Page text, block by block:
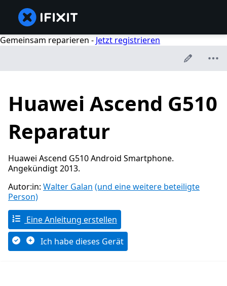
Gemeinsam reparieren - Jetzt registrieren
Huawei Ascend G510
Reparatur
Huawei Ascend G510 Android Smartphone.
Angekündigt 2013.
Autor:in: Walter Galan (und eine weitere beteiligte
Person)
Eine Anleitung erstellen
Ich habe dieses Gerät